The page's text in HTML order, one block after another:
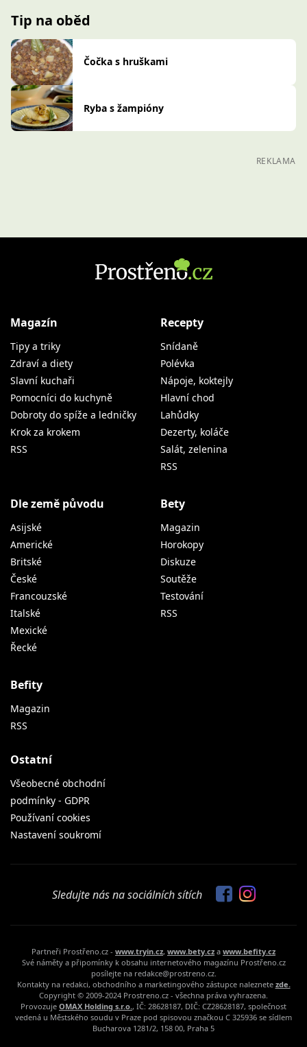
Tip na oběd
Čočka s hruškami
Ryba s žampióny
REKLAMA
Magazín
Tipy a triky
Zdraví a diety
Slavní kuchaři
Pomocníci do kuchyně
Dobroty do spíže a ledničky
Krok za krokem
RSS
Recepty
Snídaně
Polévka
Nápoje, koktejly
Hlavní chod
Lahůdky
Dezerty, koláče
Salát, zelenina
RSS
Dle země původu
Asijské
Americké
Britské
České
Francouzské
Italské
Mexické
Řecké
Bety
Magazin
Horokopy
Diskuze
Soutěže
Testování
RSS
Befity
Magazin
RSS
Ostatní
Všeobecné obchodní
podmínky - GDPR
Používaní cookies
Nastavení soukromí
Sledujte nás na sociálních sítích
Partneři Prostřeno.cz - www.tryin.cz, www.bety.cz a www.befity.cz
Své náměty a připomínky k obsahu internetového magazínu Prostřeno.cz
posílejte na redakce@prostreno.cz.
Kontakty na redakci, obchodního a marketingového zástupce naleznete zde.
Copyright © 2009-2024 Prostreno.cz - všechna práva vyhrazena.
Provozuje OMAX Holding s.r.o., IČ: 28628187, DIČ: CZ28628187, společnost
vedená u Městského soudu v Praze pod spisovou značkou C 325936 se sídlem
Bucharova 1281/2, 158 00, Praha 5